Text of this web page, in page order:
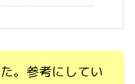
。参考にしてい